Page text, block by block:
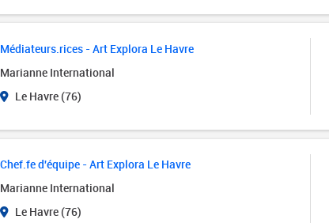
Médiateurs.rices - Art Explora Le Havre
Marianne International
Le Havre (76)
Chef.fe d'équipe - Art Explora Le Havre
Marianne International
Le Havre (76)